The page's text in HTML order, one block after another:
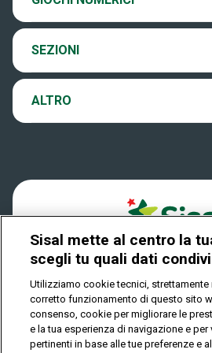
Eurojackpot
VinciCasa
Play Your Date
SEZIONI
Archivio estrazioni
Verifica vincite
ALTRO
Contatti
Notifiche
Privacy
IL GIOCO È VIETATO AI
DIPENDENZA
Sisal mette al centro la
scegli tu quali dati
Utilizziamo cookie tecnici, strettamente
corretto funzionamento di questo sito
consenso, cookie per migliorare le
e la tua esperienza di navigazione e per
pertinenti in base alle tue preferenze e